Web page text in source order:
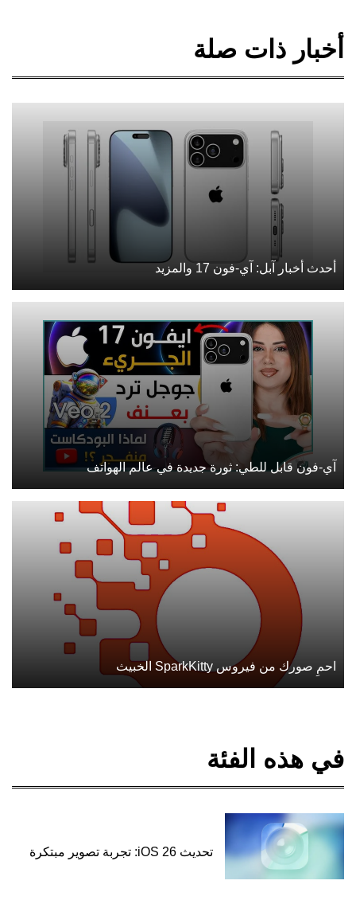
أخبار ذات صلة
أحدث أخبار آبل: آي-فون 17 والمزيد
آي-فون قابل للطي: ثورة جديدة في عالم الهواتف
احمِ صورك من فيروس SparkKitty الخبيث
في هذه الفئة
تحديث iOS 26: تجربة تصوير مبتكرة